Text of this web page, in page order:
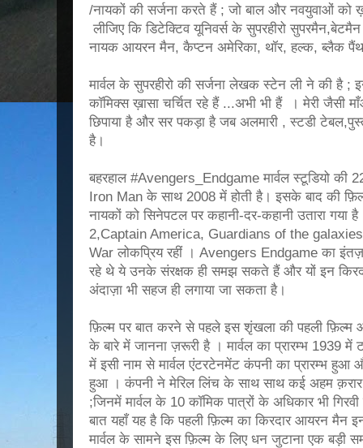
/नायकों की सर्जना करते हैं ; जो बाल और नवयुवाओं को
लीजिए कि डिटेक्टिव यूनिवर्स के सुपरहीरो
नायक आयरन मैन, कैप्टन अमेरिका, थॉर, हल्क, ब्लैक
मार्वल के सुपरहीरो की सर्जना लेखक स्टेन ली ने की है ;
कॉमिक्स ख़ासा चर्चित रहे हैं ...अभी भी हैं । मेरी जैसी
छिपाया है और सर पकड़ा है जब अलमारी , स्टडी
है।
बहरहाल #Avengers_Endgame मार्वल स्टूडियो की
Iron Man के साथ 2008 में होती है। इसके बाद की
नायकों को सिनेपटल पर कहानी-दर-कहानी उतारा
2,Captain America, Guardians of the
War लोकप्रिय रहीं । Avengers Endgame का
रहे थे ये उनके संरक्षक ही समझ सकते हैं और यों इन
अंदाज़ा भी सहज ही लगाया जा सकता है।
फ़िल्म पर बात करने से पहले इस शृंखला की पहली फ़िल्म
के बारे में जानना ज़रूरी है । मार्वल का प्रारम्भ 1939
में इसी नाम से मार्वल एंटरटेनमेंट कंपनी का प्रारम्भ हुआ
हुआ । कंपनी ने मेरिल लिंच के साथ साथ कई अहम क़रार
;जिनमें मार्वल के 10 कॉमिक पात्रों के अधिकार भी
बात यहाँ यह है कि पहली फ़िल्म का किरदार आयरन मैन
मार्वल के सामने इस फ़िल्म के लिए धन जुटाना एक बड़ी